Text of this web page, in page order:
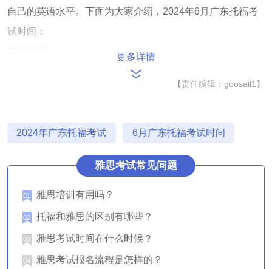
自己的英语水平。下面为大家介绍，2024年6月广东托福考
试时间：
2024年6月广东托福考试时间为6月2日、6月8日、6月12
日、6月16日、6月22日、6月26日和6月30日，共有7场考试
试。
过6月份的7场考试均为上午场，所以大家在考试当日，切记
早起到达考场，避免延误考试。
考试费用
参加托福考试是必须要支付费用的，目前，费用为2100元，
更多详情
【责任编辑：goosail1】
2024年广东托福考试 6月广东托福考试时间
雅思考试常见问题
01 雅思培训有用吗？
02 托福和雅思的区别有哪些？
03 雅思考试时间在什么时候？
04 雅思考试报名流程是怎样的？